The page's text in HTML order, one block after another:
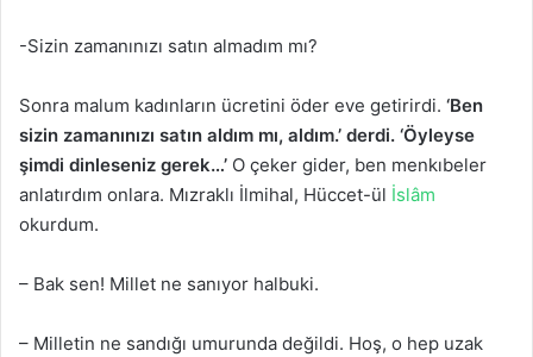
-Sizin zamanınızı satın almadım mı?
Sonra malum kadınların ücretini öder eve getirirdi. ‘Ben
sizin zamanınızı satın aldım mı, aldım.’ derdi. ‘Öyleyse
şimdi dinleseniz gerek…’ O çeker gider, ben menkıbeler
anlatırdım onlara. Mızraklı İlmihal, Hüccet-ül İslâm
okurdum.
– Bak sen! Millet ne sanıyor halbuki.
– Milletin ne sandığı umurunda değildi. Hoş, o hep uzak